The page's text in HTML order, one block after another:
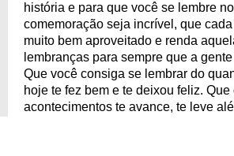
história e para que você se lembre
comemoração seja incrível, que
muito bem aproveitado e renda
lembranças para sempre que a
Que você consiga se lembrar do
hoje te fez bem e te deixou feliz.
acontecimentos te avance, te leve